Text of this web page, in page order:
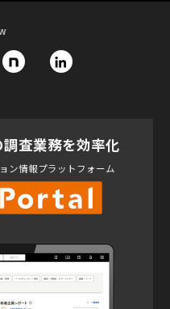
査業務を効率化
ン情報プラットフォーム